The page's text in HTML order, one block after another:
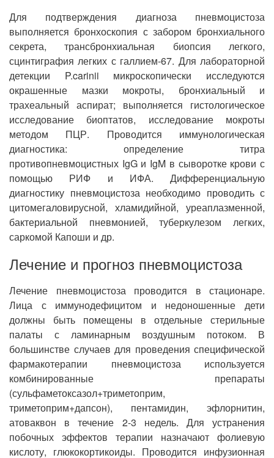
Для подтверждения диагноза пневмоцистоза
выполняется бронхоскопия с забором бронхиального
секрета, трансбронхиальная биопсия легкого,
сцинтиграфия легких с галлием-67. Для лабораторной
детекции P.carinii микроскопически исследуются
окрашенные мазки мокроты, бронхиальный и
трахеальный аспират; выполняется гистологическое
исследование биоптатов, исследование мокроты
методом ПЦР. Проводится иммунологическая
диагностика: определение титра
противопневмоцистных IgG и IgM в сыворотке крови с
помощью РИФ и ИФА. Дифференциальную
диагностику пневмоцистоза необходимо проводить с
цитомегаловирусной, хламидийной, уреаплазменной,
бактериальной пневмонией, туберкулезом легких,
саркомой Капоши и др.
Лечение и прогноз пневмоцистоза
Лечение пневмоцистоза проводится в стационаре.
Лица с иммунодефицитом и недоношенные дети
должны быть помещены в отдельные стерильные
палаты с ламинарным воздушным потоком. В
большинстве случаев для проведения специфической
фармакотерапии пневмоцистоза используется
комбинированные препараты
(сульфаметоксазол+триметоприм,
триметоприм+дапсон), пентамидин, эфлорнитин,
атоваквон в течение 2-3 недель. Для устранения
побочных эффектов терапии назначают фолиевую
кислоту, глюкокортикоиды. Проводится инфузионная